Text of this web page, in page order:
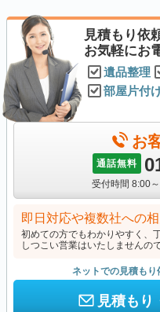
見積もり依
お気軽にお
遺品整理
部屋片付
お
通話無料
受付時間 8:00
即日対応や複数社への
初めての方でもわかりやすく、
しつこい営業はいたしませんの
ネットでの見積も
見積もり